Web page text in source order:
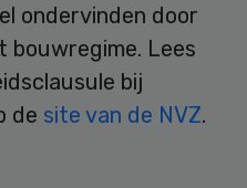
ondervinden door
bouwregime. Lees
bij
de site van de NVZ.